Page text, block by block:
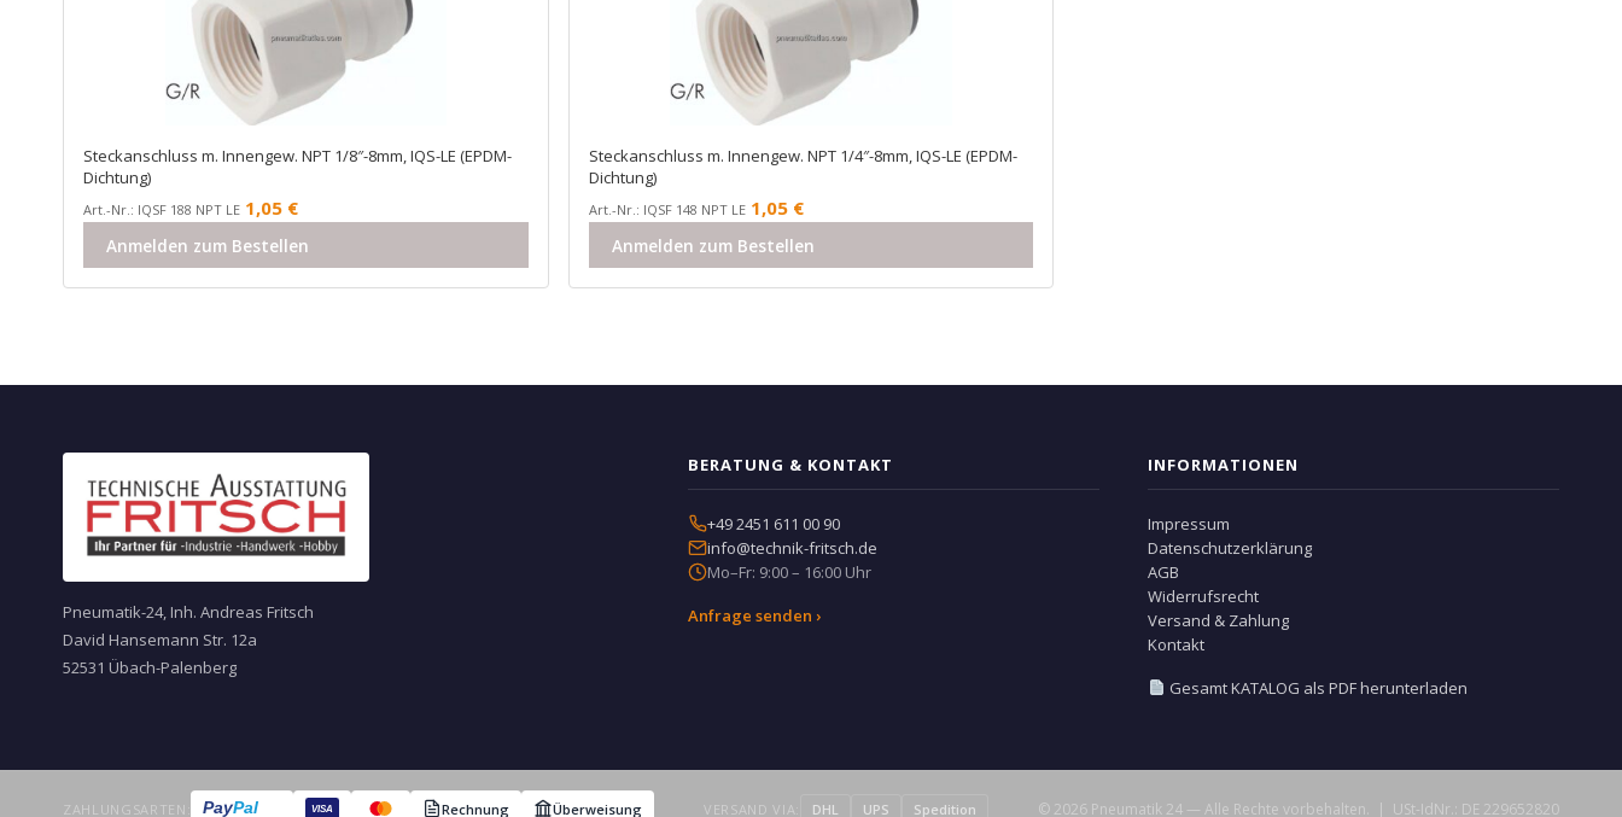
Steckanschluss m. Innengew. NPT 1/8″-8mm, IQS-LE (EPDM-
Dichtung)
Art.-Nr.: IQSF 188 NPT LE 1,05 €
Anmelden zum Bestellen
Steckanschluss m. Innengew. NPT 1/4″-8mm, IQS-LE (EPDM-
Dichtung)
Art.-Nr.: IQSF 148 NPT LE 1,05 €
Anmelden zum Bestellen
Pneumatik-24, Inh. Andreas Fritsch
David Hansemann Str. 12a
52531 Übach-Palenberg
BERATUNG & KONTAKT
+49 2451 611 00 90
info@technik-fritsch.de
Mo–Fr: 9:00 – 16:00 Uhr
Anfrage senden ›
INFORMATIONEN
Impressum
Datenschutzerklärung
AGB
Widerrufsrecht
Versand & Zahlung
Kontakt
Gesamt KATALOG als PDF herunterladen
ZAHLUNGSARTEN: PayPal VISA Rechnung Überweisung VERSAND VIA: DHL UPS Spedition © 2026 Pneumatik 24 — Alle Rechte vorbehalten. | USt-IdNr.: DE 229652820